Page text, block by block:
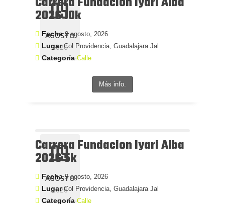
09
AGOSTO
2026
2026 10k
Fecha9 agosto, 2026
LugarCol Providencia, Guadalajara Jal
Categoría Calle
Más info.
09
AGOSTO
2026
Carrera Fundacion Iyari Alba
2026 5k
Fecha9 agosto, 2026
LugarCol Providencia, Guadalajara Jal
Categoría Calle